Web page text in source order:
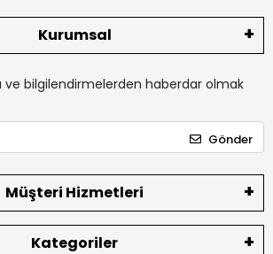
Kurumsal
ve bilgilendirmelerden haberdar olmak
Gönder
Müşteri Hizmetleri
Kategoriler